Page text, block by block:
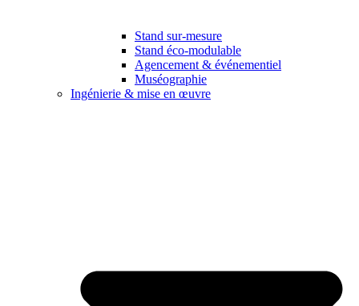
Stand sur-mesure
Stand éco-modulable
Agencement & événementiel
Muséographie
Ingénierie & mise en œuvre